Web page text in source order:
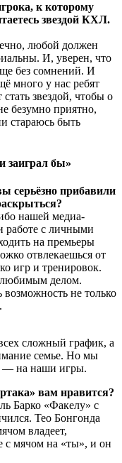
к которому
звездой КХЛ.
любой должен
И, уверен, что
без сомнений. И
много у нас ребят
звездой, чтобы о
безумно приятно,
стараюсь быть
заиграл бы»
серьёзно прибавили
нашей медиа-
работе с личными
на премьеры
отвлекаешься от
игр и тренировок.
любимым делом.
возможность не только
сложный график, а
семье. Но мы
— на наши игры.
вам нравится?
Барко «Факелу» с
Тео Бонгонда
владеет,
мячом на «ты», и он